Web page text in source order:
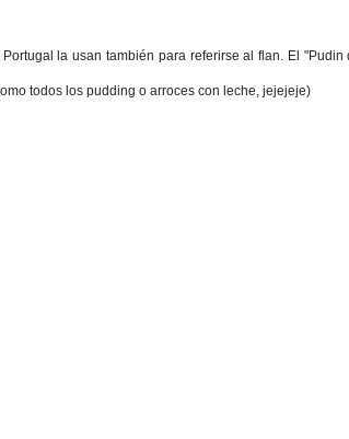
la usan también para referirse al flan. El "Pudin
todos los pudding o arroces con leche, jejejeje)